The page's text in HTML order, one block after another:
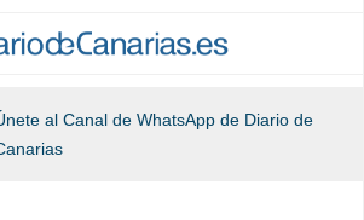
al Canal de WhatsApp de Diario de